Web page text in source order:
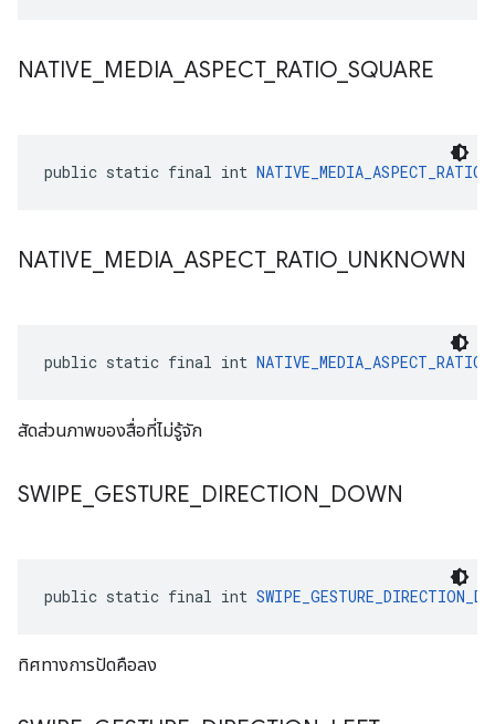
NATIVE MEDIA ASPECT_ RATIO SQUARE
public static final int
NATIVE MEDIA ASPECT_ RATIO UNKNOWN
public static final int
สัดส่วนภาพของสื่อที่ไม่รู้จัก
SWIPE GESTURE DIRECTION DOWN
public static final int
ทิศทางการปัดคือลง